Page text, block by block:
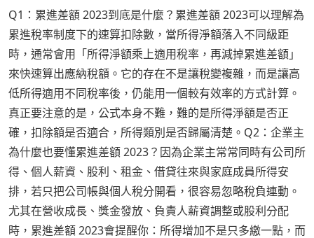
Q1：累進差額 2023到底是什麼？累進差額 2023可以理解為
累進稅率制度下的速算扣除數，當所得淨額落入不同級距
時，通常會用「所得淨額乘上適用稅率，再減掉累進差額」
來快速算出應納稅額。它的存在不是讓稅變複雜，而是讓高
低所得適用不同稅率後，仍能用一個較有效率的方式計算。
真正要注意的是，公式本身不難，難的是所得淨額是否正
確，扣除額是否適合，所得類別是否歸屬清楚。Q2：企業主
為什麼也要懂累進差額 2023？因為企業主常常同時有公司所
得、個人薪資、股利、租金、借貸往來與家庭成員所得安
排，若只把公司帳與個人稅分開看，很容易忽略稅負連動。
尤其在營收成長、獎金發放、負責人薪資調整或股利分配
時，累進差額 2023會提醒你：所得增加不是只多繳一點，而